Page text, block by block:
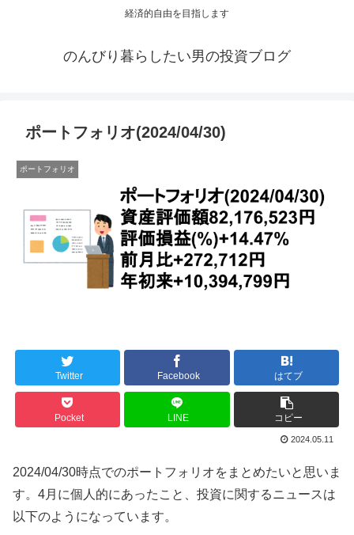
経済的自由を目指します
のんびり暮らしたい男の投資ブログ
ポートフォリオ(2024/04/30)
ポートフォリオ
Twitter Facebook はてブ
Pocket LINE コピー
2024.05.11
2024/04/30時点でのポートフォリオをまとめたいと思いま
す。4月に個人的にあったこと、投資に関するニュースは
以下のようになっています。